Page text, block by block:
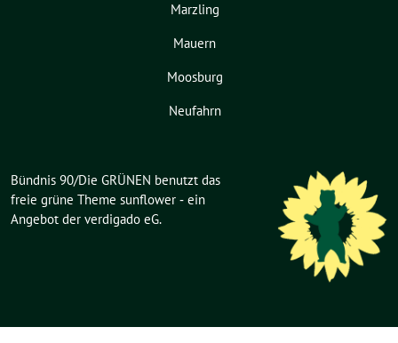
Marzling
Mauern
Moosburg
Neufahrn
Bündnis 90/Die GRÜNEN benutzt das
freie grüne Theme sunflower ‐ ein
Angebot der verdigado eG.